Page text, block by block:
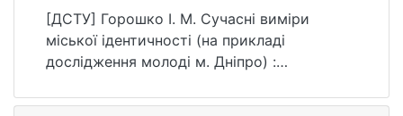
[Бакалаврська робота, Київський
національний університет імені Тараса
Шевченка]. eKNUTSHIR.
https://ir.library.knu.ua/handle/123456789/12
33
[ДСТУ] Горошко І. М. Сучасні виміри
міської ідентичності (на прикладі
дослідження молоді м. Дніпро) :
Соціальні та поведінкові науки. Київ, 2021.